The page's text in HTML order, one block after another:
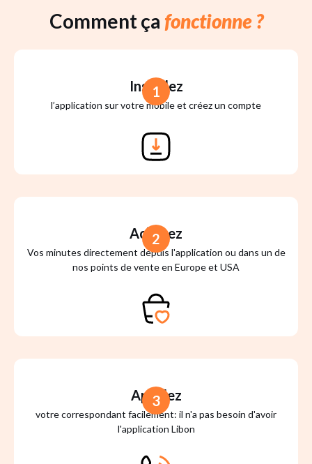
Comment ça fonctionne ?
Installez
l’application sur votre mobile et créez un compte
1
Achetez
Vos minutes directement depuis l'application ou dans un de
nos points de vente en Europe et USA
2
Appelez
votre correspondant facilement: il n'a pas besoin d'avoir
l'application Libon
3